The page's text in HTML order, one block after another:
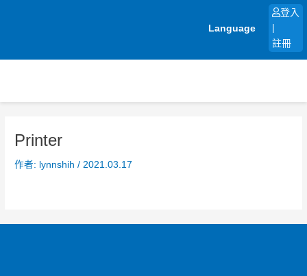
Language
登入
註冊
Printer
作者: lynnshih/ 2021.03.17